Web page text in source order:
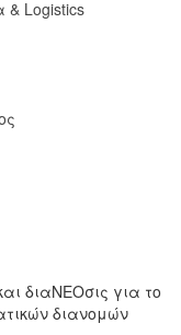
& Logistics
διαΝΕΟσις για το
διανομών